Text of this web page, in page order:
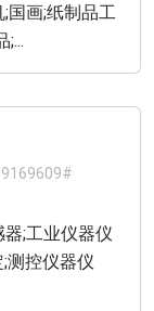
国画;纸制品工
;...
;工业仪器仪
测控仪器仪